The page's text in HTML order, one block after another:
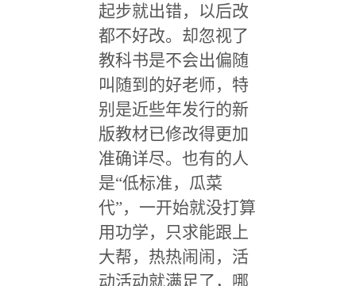
起步就出错，以后改
都不好改。却忽视了
教科书是不会出偏随
叫随到的好老师，特
别是近些年发行的新
版教材已修改得更加
准确详尽。也有的人
是“低标准，瓜菜
代”，一开始就没打算
用功学，只求能跟上
大帮，热热闹闹，活
动活动就满足了，哪